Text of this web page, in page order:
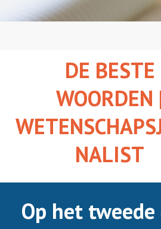
DE BESTE
WOORDEN
NALIST
Op het